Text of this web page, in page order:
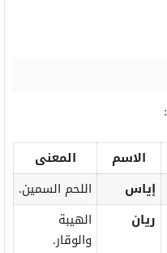
الاسم
المعنى
إياس
اللحم السمين.
ريان
الهيبة
والوقار.